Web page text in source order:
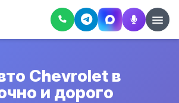
Chevrolet в
и дорого